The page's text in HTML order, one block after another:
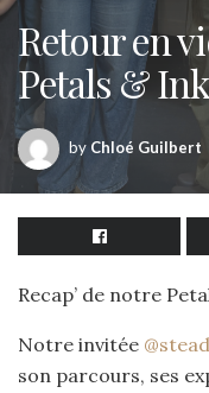
Retour en
Petals & Ink
by Chloé Guilbert
Recap’ de notre
Notre invitée
son parcours, ses